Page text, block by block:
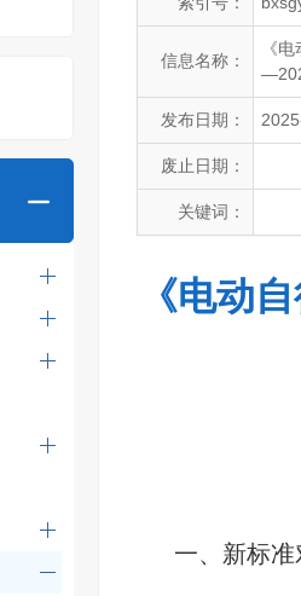
信息名称：
《
发布日期：
废止日期：
关键词：
《电动
一、新标